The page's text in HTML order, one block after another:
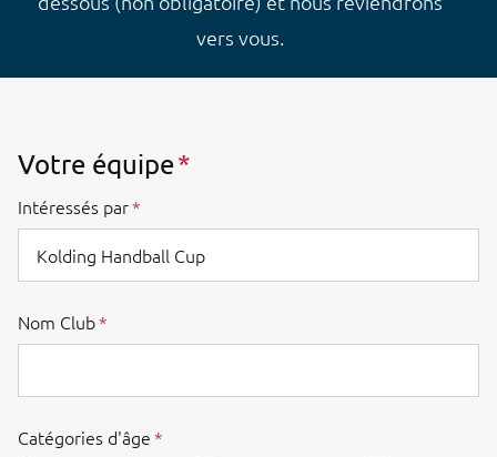
vers vous.
Votre équipe
Intéressés par
Nom Club
Catégories d'âge